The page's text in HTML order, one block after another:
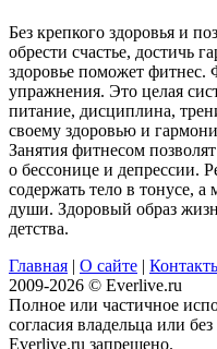
Без крепкого здоровья и
обрести счастье, достичь
здоровье поможет фитнес.
упражнения. Это целая
питание, дисциплина,
своему здоровью и
Занятия фитнесом
о бессонице и депрессии.
содержать тело в тонусе,
души. Здоровый образ
детства.
Главная | О сайте |
2009-2026 © Everlive.ru
Полное или частичное
согласия владельца или
Everlive.ru запрещено.